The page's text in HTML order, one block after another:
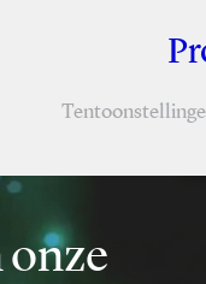
onze